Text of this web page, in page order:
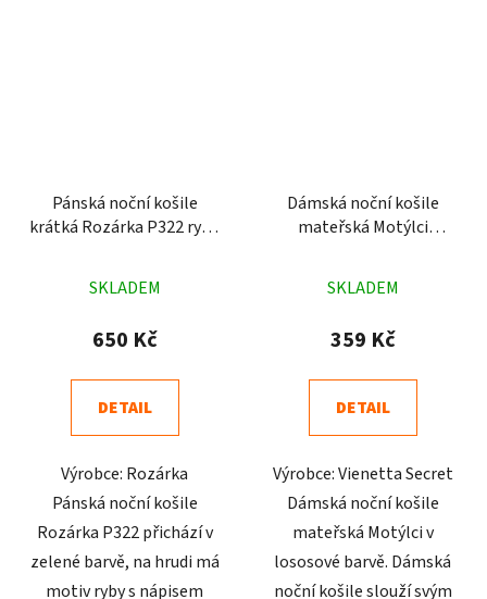
Pánská noční košile
krátká Rozárka P322 ryba
hodnocení
produktu
5,0
z
hvězdiček.
SKLADEM
650 Kč
DETAIL
Výrobce: Rozárka
Pánská noční košile
Rozárka P322 přichází v
zelené barvě, na hrudi má
motiv ryby s nápisem
Dámská noční košile
mateřská Motýlci
hodnocení
produktu
5,0
z
hvězdiček.
SKLADEM
359 Kč
DETAIL
Výrobce: Vienetta Secret
Dámská noční košile
mateřská Motýlci v
lososové barvě. Dámská
noční košile slouží svým